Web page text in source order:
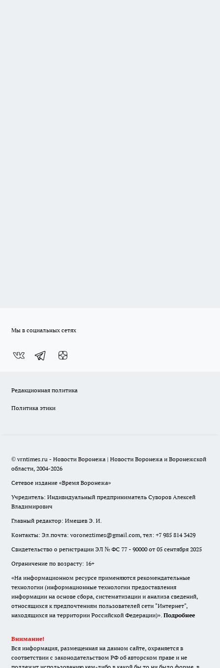
Мы в социальных сетях
Редакционная политика
Политика этики
© vrntimes.ru - Новости Воронежа | Новости Воронежа и Воронежской
области, 2004-2026
Сетевое издание «Время Воронежа»
Учредитель: Индивидуальный предприниматель Суворов Алексей
Владимирович
Главный редактор: Имешев Э. И.
Контакты: Эл.почта: voroneztimes@gmail.com, тел: +7 985 814 3429
Свидетельство о регистрации ЭЛ № ФС 77 - 90000 от 05 сентября 2025
Ограничение по возрасту: 16+
«На информационном ресурсе применяются рекомендательные
технологии (информационные технологии предоставления
информации на основе сбора, систематизации и анализа сведений,
относящихся к предпочтениям пользователей сети "Интернет",
находящихся на территории Российской Федерации)». Подробнее
Внимание!
Вся информация, размещенная на данном сайте, охраняется в
соответствии с законодательством РФ об авторском праве и не